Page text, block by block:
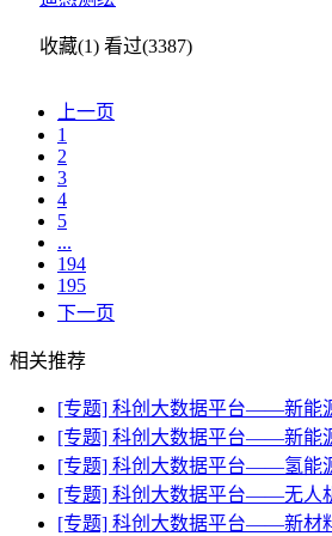
收藏(1) 看过(3387)
上一页
1
2
3
4
5
...
194
195
下一页
相关推荐
[专题] 科创大数据平台——新能
[专题] 科创大数据平台——新能
[专题] 科创大数据平台——氢能
[专题] 科创大数据平台——无人
[专题] 科创大数据平台——新材